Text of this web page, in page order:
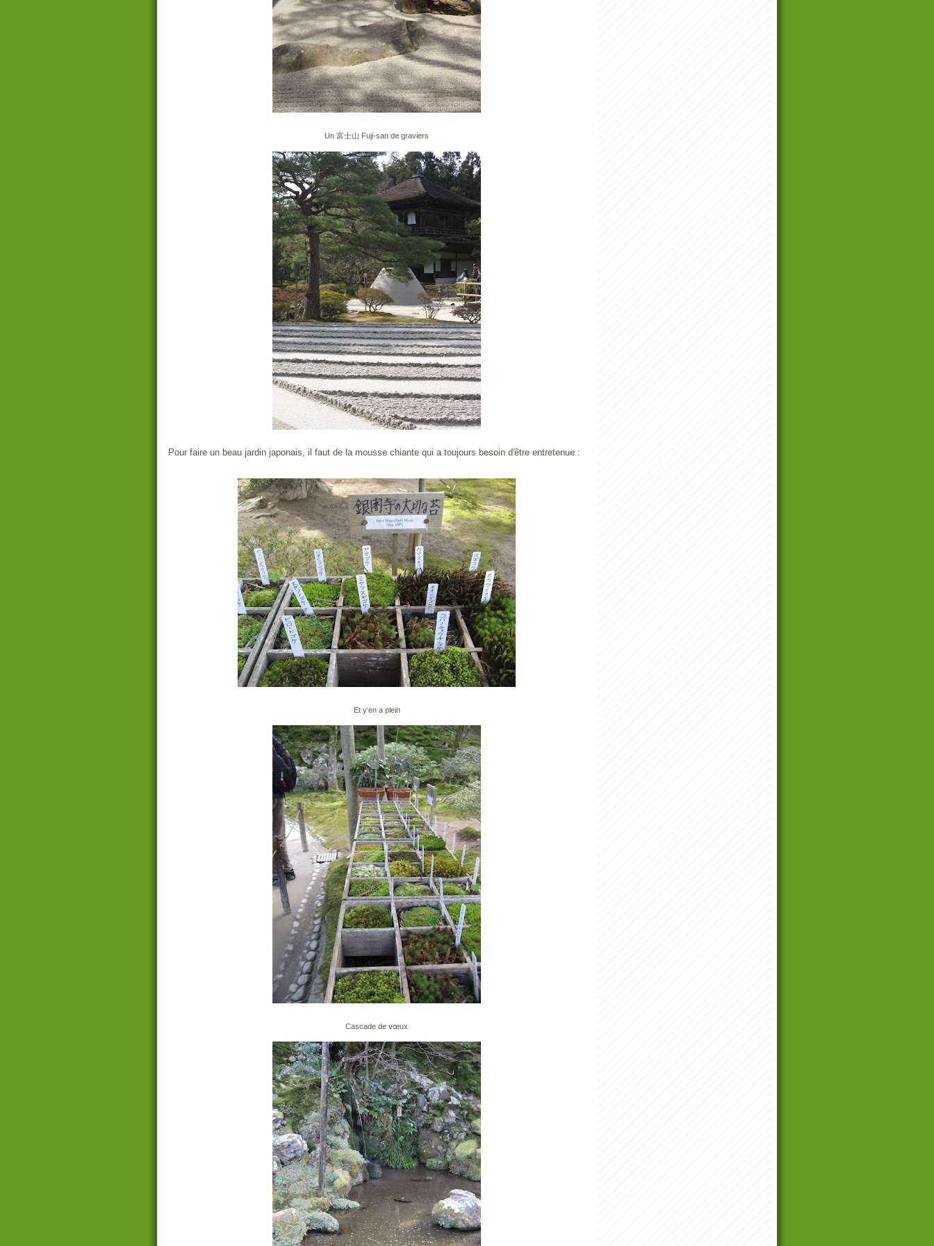
Un 富士山 Fuji-san de graviers
Pour faire un beau jardin japonais, il faut de la mousse chiante qui a toujours besoin d'être entretenue :
Et y'en a plein
Cascade de vœux